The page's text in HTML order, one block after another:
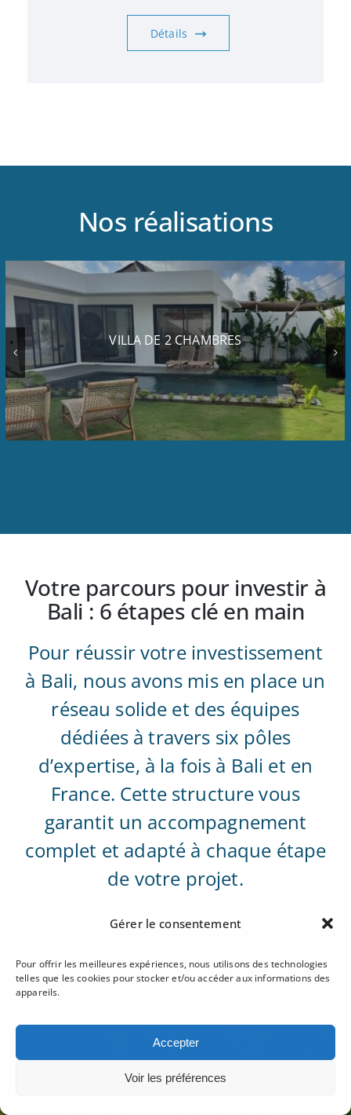
Gérer le consentement
Pour offrir les meilleures expériences, nous utilisons des technologies
telles que les cookies pour stocker et/ou accéder aux informations des
appareils.
Accepter
Voir les préférences
Détails
Nos réalisations
VILLA DE 2 CHAMBRES
Votre parcours pour investir à
Bali : 6 étapes clé en main
Pour réussir votre investissement
à Bali, nous avons mis en place un
réseau solide et des équipes
dédiées à travers six pôles
d’expertise, à la fois à Bali et en
France. Cette structure vous
garantit un accompagnement
complet et adapté à chaque étape
de votre projet.
01